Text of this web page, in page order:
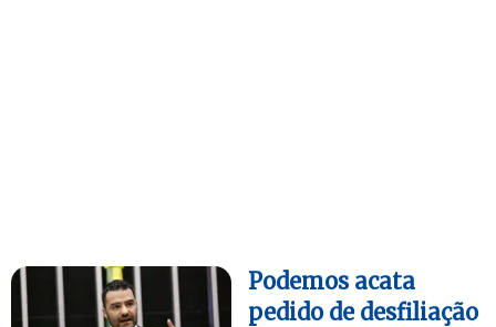
Podemos acata
pedido de desfiliação